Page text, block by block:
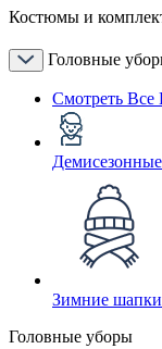
Костюмы и
Головные
Смотреть Все
Зимние шапки
Головные уборы